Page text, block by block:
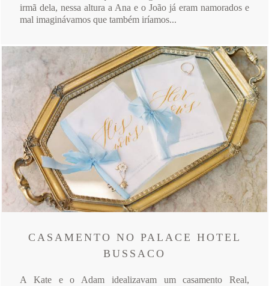
irmã dela, nessa altura a Ana e o João já eram namorados e
mal imaginávamos que também iríamos...
CASAMENTO NO PALACE HOTEL
BUSSACO
A Kate e o Adam idealizavam um casamento Real,